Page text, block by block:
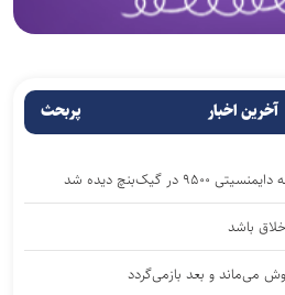
آخرین اخبار پربحث
باشد
می‌ماند و بعد بازمی‌گردد